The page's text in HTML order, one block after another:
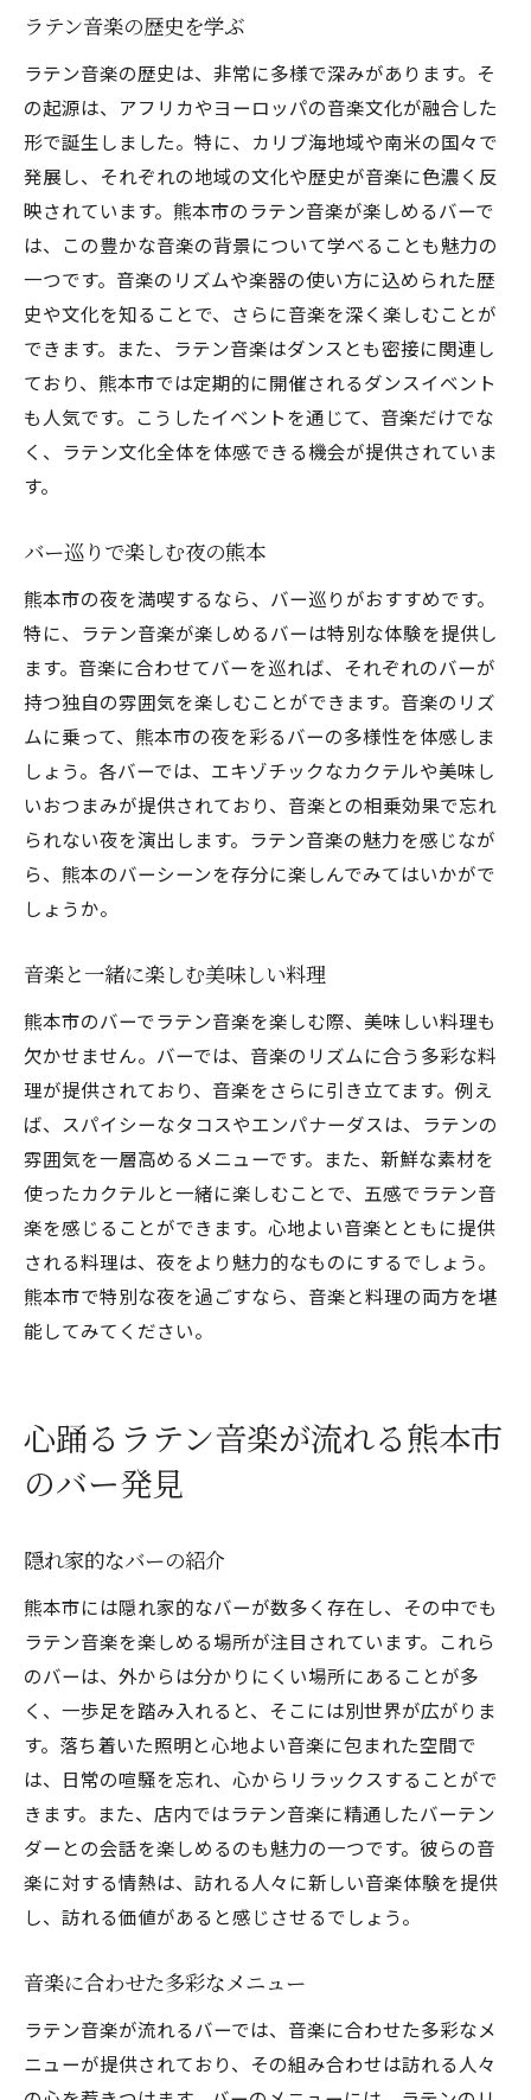
ラテン音楽の歴史を学ぶ
ラテン音楽の歴史は、非常に多様で深みがあります。そ
の起源は、アフリカやヨーロッパの音楽文化が融合した
形で誕生しました。特に、カリブ海地域や南米の国々で
発展し、それぞれの地域の文化や歴史が音楽に色濃く反
映されています。熊本市のラテン音楽が楽しめるバーで
は、この豊かな音楽の背景について学べることも魅力の
一つです。音楽のリズムや楽器の使い方に込められた歴
史や文化を知ることで、さらに音楽を深く楽しむことが
できます。また、ラテン音楽はダンスとも密接に関連し
ており、熊本市では定期的に開催されるダンスイベント
も人気です。こうしたイベントを通じて、音楽だけでな
く、ラテン文化全体を体感できる機会が提供されていま
す。
バー巡りで楽しむ夜の熊本
熊本市の夜を満喫するなら、バー巡りがおすすめです。
特に、ラテン音楽が楽しめるバーは特別な体験を提供し
ます。音楽に合わせてバーを巡れば、それぞれのバーが
持つ独自の雰囲気を楽しむことができます。音楽のリズ
ムに乗って、熊本市の夜を彩るバーの多様性を体感しま
しょう。各バーでは、エキゾチックなカクテルや美味し
いおつまみが提供されており、音楽との相乗効果で忘れ
られない夜を演出します。ラテン音楽の魅力を感じなが
ら、熊本のバーシーンを存分に楽しんでみてはいかがで
しょうか。
音楽と一緒に楽しむ美味しい料理
熊本市のバーでラテン音楽を楽しむ際、美味しい料理も
欠かせません。バーでは、音楽のリズムに合う多彩な料
理が提供されており、音楽をさらに引き立てます。例え
ば、スパイシーなタコスやエンパナーダスは、ラテンの
雰囲気を一層高めるメニューです。また、新鮮な素材を
使ったカクテルと一緒に楽しむことで、五感でラテン音
楽を感じることができます。心地よい音楽とともに提供
される料理は、夜をより魅力的なものにするでしょう。
熊本市で特別な夜を過ごすなら、音楽と料理の両方を堪
能してみてください。
心踊るラテン音楽が流れる熊本市
のバー発見
隠れ家的なバーの紹介
熊本市には隠れ家的なバーが数多く存在し、その中でも
ラテン音楽を楽しめる場所が注目されています。これら
のバーは、外からは分かりにくい場所にあることが多
く、一歩足を踏み入れると、そこには別世界が広がりま
す。落ち着いた照明と心地よい音楽に包まれた空間で
は、日常の喧騒を忘れ、心からリラックスすることがで
きます。また、店内ではラテン音楽に精通したバーテン
ダーとの会話を楽しめるのも魅力の一つです。彼らの音
楽に対する情熱は、訪れる人々に新しい音楽体験を提供
し、訪れる価値があると感じさせるでしょう。
音楽に合わせた多彩なメニュー
ラテン音楽が流れるバーでは、音楽に合わせた多彩なメ
ニューが提供されており、その組み合わせは訪れる人々